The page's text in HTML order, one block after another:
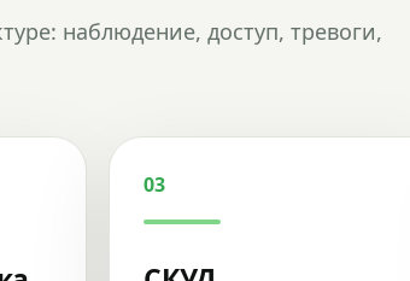
наблюдение, доступ, тревоги,
03